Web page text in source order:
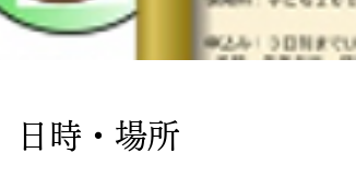
日時・場所